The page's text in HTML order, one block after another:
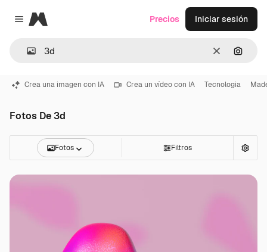
Close menu
Magnific
Borrar
Precios Iniciar sesión
Crea una imagen con IA Crea un vídeo con IA Tecnologia
Fotos De 3d
Fotos Filtros